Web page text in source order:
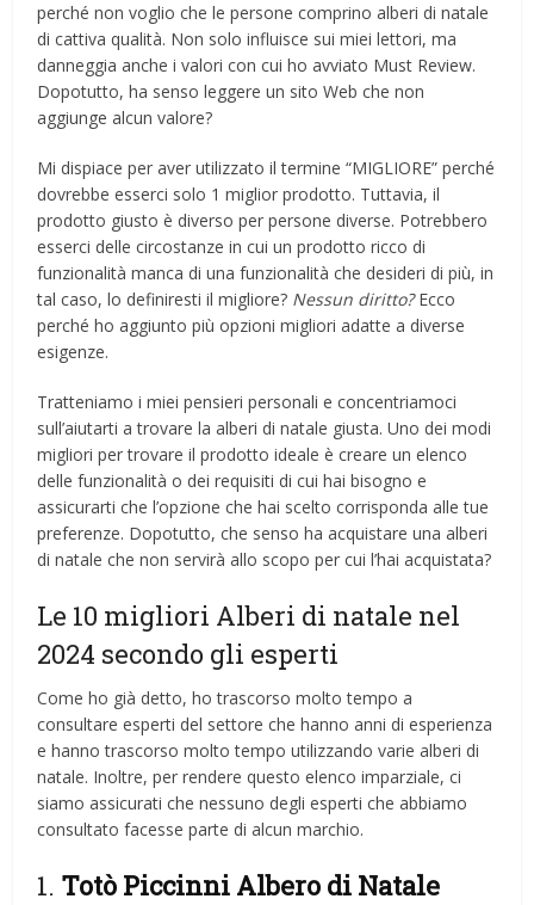
perché non voglio che le persone comprino alberi di natale
di cattiva qualità. Non solo influisce sui miei lettori, ma
danneggia anche i valori con cui ho avviato Must Review.
Dopotutto, ha senso leggere un sito Web che non
aggiunge alcun valore?
Mi dispiace per aver utilizzato il termine “MIGLIORE” perché
dovrebbe esserci solo 1 miglior prodotto. Tuttavia, il
prodotto giusto è diverso per persone diverse. Potrebbero
esserci delle circostanze in cui un prodotto ricco di
funzionalità manca di una funzionalità che desideri di più, in
tal caso, lo definiresti il ​​migliore? Nessun diritto?Ecco
perché ho aggiunto più opzioni migliori adatte a diverse
esigenze.
Tratteniamo i miei pensieri personali e concentriamoci
sull’aiutarti a trovare la alberi di natale giusta. Uno dei modi
migliori per trovare il prodotto ideale è creare un elenco
delle funzionalità o dei requisiti di cui hai bisogno e
assicurarti che l’opzione che hai scelto corrisponda alle tue
preferenze. Dopotutto, che senso ha acquistare una alberi
di natale che non servirà allo scopo per cui l’hai acquistata?
Le 10 migliori Alberi di natale nel
2024 secondo gli esperti
Come ho già detto, ho trascorso molto tempo a
consultare esperti del settore che hanno anni di esperienza
e hanno trascorso molto tempo utilizzando varie alberi di
natale. Inoltre, per rendere questo elenco imparziale, ci
siamo assicurati che nessuno degli esperti che abbiamo
consultato facesse parte di alcun marchio.
1. Totò Piccinni Albero di Natale